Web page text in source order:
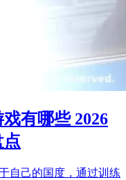
有哪些 2026
点
自己的国度，通过训练